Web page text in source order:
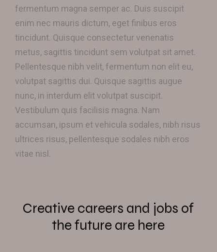
fermentum magna semper ac. Duis suscipit
enim nec mauris dictum, eget finibus eros
tincidunt. Quisque consectetur venenatis
metus, sagittis tincidunt sem volutpat sit amet.
Pellentesque nibh velit, fermentum non elit eu,
volutpat sagittis dui. Quisque sagittis augue
nunc, in interdum elit volutpat suscipit.
Vestibulum quis facilisis magna. Nam
accumsan, ipsum et vehicula sodales, nibh risus
ultrices risus, pellentesque sodales nibh eros
vitae nisl.
Creative careers and jobs of
the future are here